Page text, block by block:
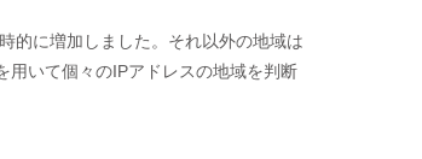
的に増加しました。それ以外の地域は
用いて個々のIPアドレスの地域を判断